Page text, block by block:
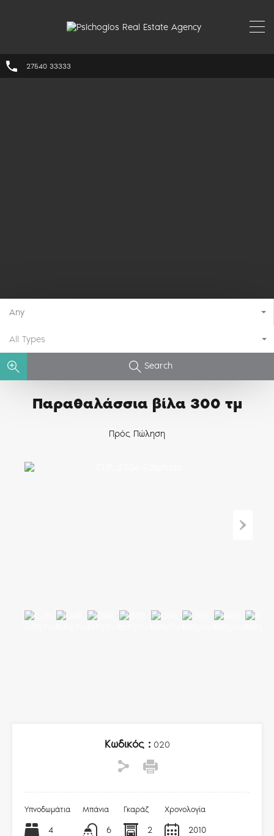
27540 33333
Any
All Types
Search
Παραθαλάσσια βίλα 300 τμ
Πρός Πώληση
Κωδικός :020
Υπνοδωμάτια
4
Μπάνια
6
Γκαράζ
2
Χρονολογία
2010